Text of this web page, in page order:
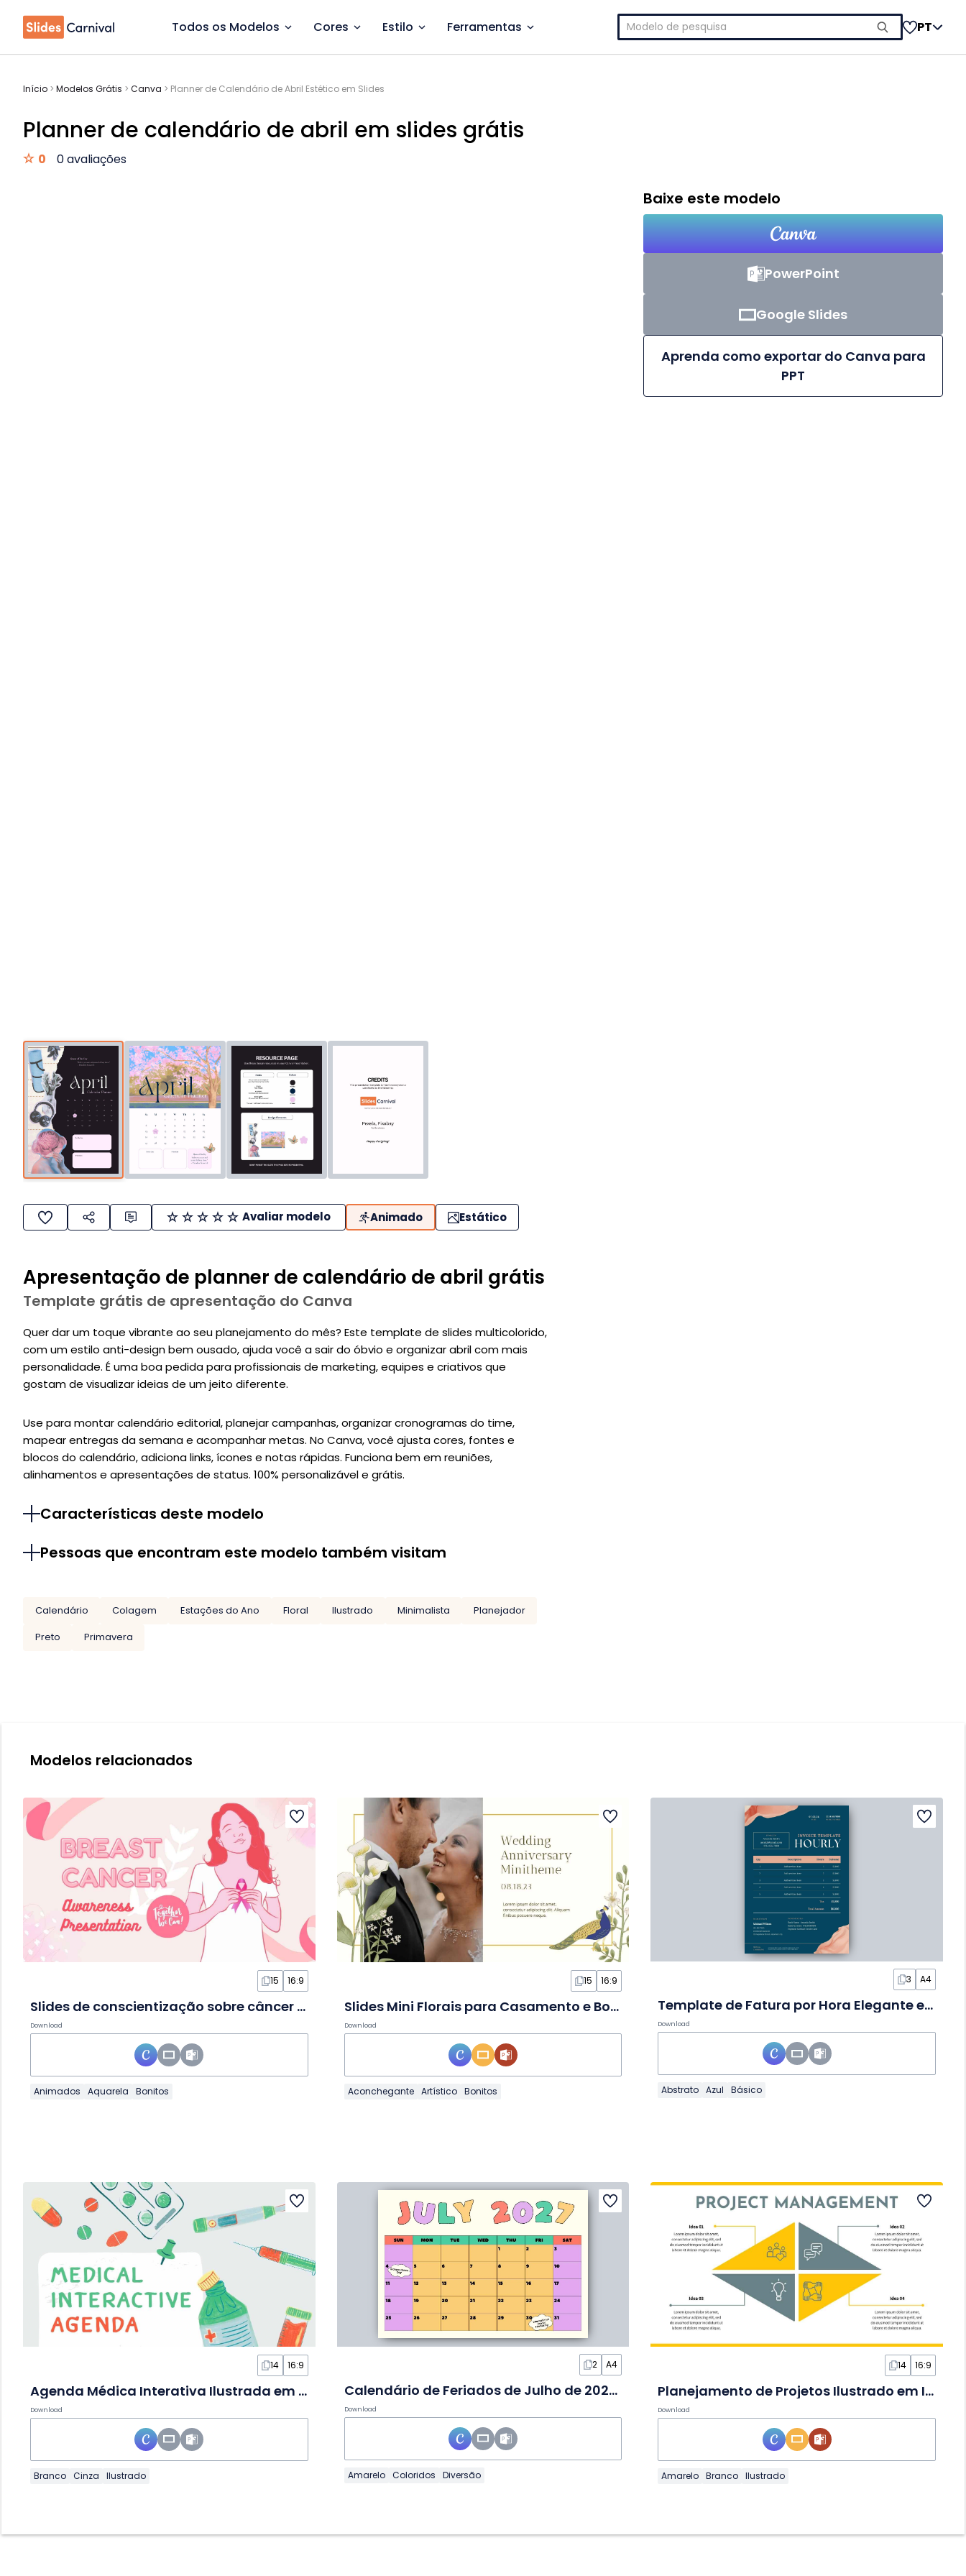
Todos os Modelos Cores Estilo Ferramentas
Pesquisar
por:
PT
Início > Modelos Grátis > Canva > Planner de Calendário de Abril Estético em Slides
Planner de calendário de abril em slides grátis
0 0 avaliações
Avaliar modelo Animado Estático
Apresentação de planner de calendário de abril grátis
Template grátis de apresentação do Canva
Quer dar um toque vibrante ao seu planejamento do mês? Este template de slides multicolorido,
com um estilo anti-design bem ousado, ajuda você a sair do óbvio e organizar abril com mais
personalidade. É uma boa pedida para profissionais de marketing, equipes e criativos que
gostam de visualizar ideias de um jeito diferente.
Use para montar calendário editorial, planejar campanhas, organizar cronogramas do time,
mapear entregas da semana e acompanhar metas. No Canva, você ajusta cores, fontes e
blocos do calendário, adiciona links, ícones e notas rápidas. Funciona bem em reuniões,
alinhamentos e apresentações de status. 100% personalizável e grátis.
Características deste modelo
Pessoas que encontram este modelo também visitam
Calendário Colagem Estações do Ano Floral Ilustrado Minimalista
Planejador
Preto
Primavera
Baixe este modelo
PowerPoint
Google Slides
Aprenda como exportar do Canva para
PPT
Modelos relacionados
15 16:9
Slides de conscientização sobre câncer de mama rosa e bege
Download
Animados Aquarela Bonitos
15 16:9
Slides Mini Florais para Casamento e Bodas
Download
Aconchegante Artístico Bonitos
3 A4
Template de Fatura por Hora Elegante em Slides
Download
Abstrato Azul Básico
14 16:9
Agenda Médica Interativa Ilustrada em Slides
Download
Branco Cinza Ilustrado
2 A4
Calendário de Feriados de Julho de 2027 em Slides
Download
Amarelo Coloridos Diversão
14 16:9
Planejamento de Projetos Ilustrado em Infográfico
Download
Amarelo Branco Ilustrado